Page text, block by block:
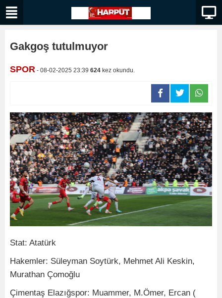
Gakgoş tutulmuyor
SPOR - 08-02-2025 23:39 624 kez okundu.
Stat: Atatürk
Hakemler: Süleyman Soytürk, Mehmet Ali Keskin,
Murathan Çomoğlu
Çimentaş Elazığspor: Muammer, M.Ömer, Ercan (